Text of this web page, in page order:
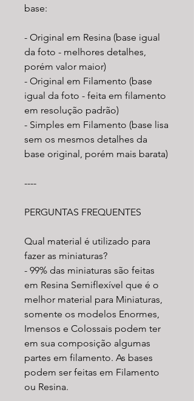
base:
- Original em Resina (base igual
da foto - melhores detalhes,
porém valor maior)
- Original em Filamento (base
igual da foto - feita em filamento
em resolução padrão)
- Simples em Filamento (base lisa
sem os mesmos detalhes da
base original, porém mais barata)
----
PERGUNTAS FREQUENTES
Qual material é utilizado para
fazer as miniaturas?
- 99% das miniaturas são feitas
em Resina Semiflexível que é o
melhor material para Miniaturas,
somente os modelos Enormes,
Imensos e Colossais podem ter
em sua composição algumas
partes em filamento. As bases
podem ser feitas em Filamento
ou Resina.